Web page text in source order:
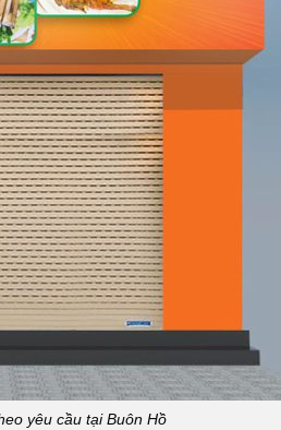
yêu cầu tại Buôn Hồ